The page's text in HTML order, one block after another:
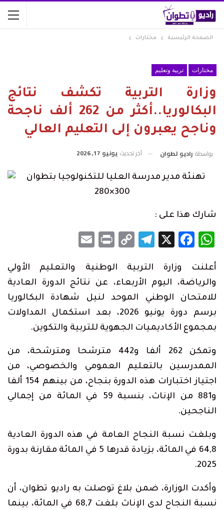
الصفحة الرئيسية مختارات
مختارات تربية وتعليم
وزارة التربية تكشف نتائج
البكالوريا..أكثر من 262 ألف ناجحة
وناجح يعبرون إلى التعليم العالي
بواسطة راديو تطوان آخر تحديث يونيو 17, 2026
شارك هذا على :
WhatsApp
Facebook
X
Telegram
Copy
Print
أعلنت وزارة التربية الوطنية والتعليم الأولي
والرياضة، اليوم الأربعاء، عن نتائج الدورة العادية
للامتحان الوطني الموحد لنيل شهادة البكالوريا
برسم دورة يونيو 2026، بعد استكمال المداولات
بمجموع الأكاديميات الجهوية للتربية والتكوين.
وتمكن 262 ألفا و442 مترشحا ومترشحة، من
الممدرسين بالتعليم العمومي والخصوصي، من
اجتياز اختبارات هذه الدورة بنجاح، من بينهم 154 ألفا
و881 من الإناث، بنسبة 59 في المائة من إجمالي
الناجحين.
وبلغت نسبة النجاح العامة في هذه الدورة العادية
64,8 في المائة، بزيادة قدرها 5 في المائة مقارنة بدورة
2025.
وأكدت الوزارة، ضمن بلاغ توصلت به راديو تطوان، أن
نسبة النجاح لدى الإناث بلغت 68,7 في المائة، بينما